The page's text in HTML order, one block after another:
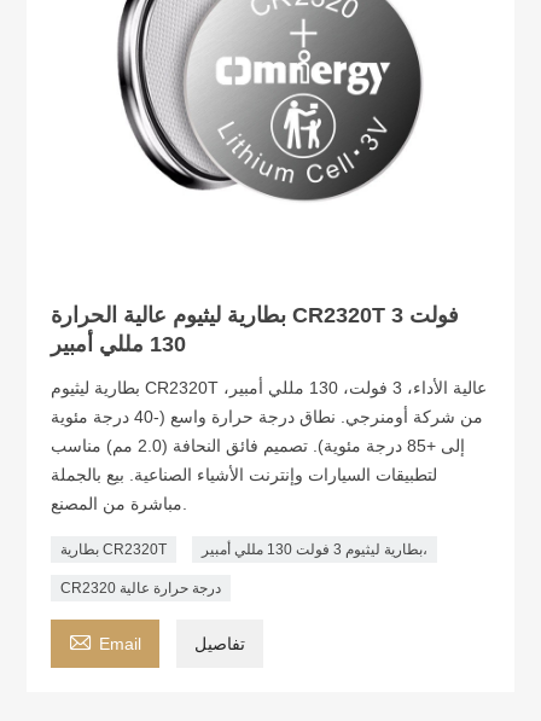
بطارية ليثيوم عالية الحرارة CR2320T 3 فولت
130 مللي أمبير
بطارية ليثيوم CR2320T عالية الأداء، 3 فولت، 130 مللي أمبير،
من شركة أومنرجي. نطاق درجة حرارة واسع (-40 درجة مئوية
إلى +85 درجة مئوية). تصميم فائق النحافة (2.0 مم) مناسب
لتطبيقات السيارات وإنترنت الأشياء الصناعية. بيع بالجملة
بطارية CR2320T بطارية ليثيوم 3 فولت 130 مللي أمبير،
CR2320 درجة حرارة عالية
 Email تفاصيل